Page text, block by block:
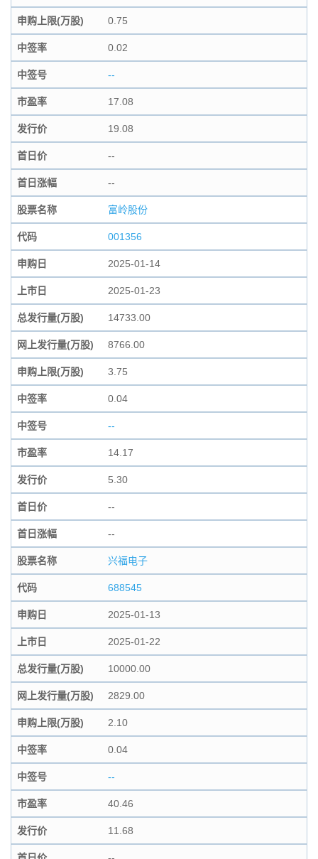
申购上限(万股) 0.75
中签率 0.02
中签号 --
市盈率 17.08
发行价 19.08
首日价 --
首日涨幅 --
股票名称 富岭股份
代码 001356
申购日 2025-01-14
上市日 2025-01-23
总发行量(万股) 14733.00
网上发行量(万股) 8766.00
申购上限(万股) 3.75
中签率 0.04
中签号 --
市盈率 14.17
发行价 5.30
首日价 --
首日涨幅 --
股票名称 兴福电子
代码 688545
申购日 2025-01-13
上市日 2025-01-22
总发行量(万股) 10000.00
网上发行量(万股) 2829.00
申购上限(万股) 2.10
中签率 0.04
中签号 --
市盈率 40.46
发行价 11.68